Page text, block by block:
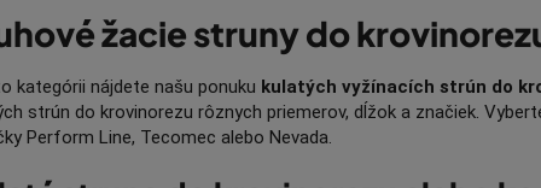
žacie struny do
kategórii nájdete našu ponuku kulatých vyžínacích strún do
strún do krovinorezu rôznych priemerov, dĺžok a značiek.
Perform Line, Tecomec alebo Nevada.